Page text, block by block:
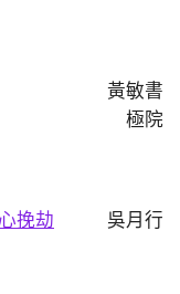
黃敏書
極院
挽劫 吳月行